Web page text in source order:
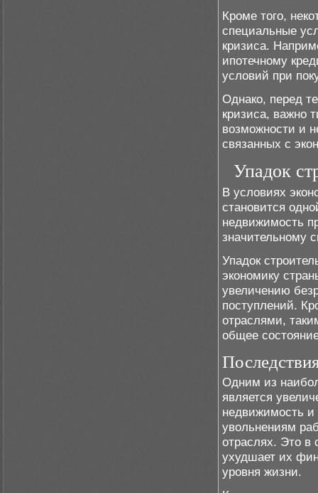
Кроме того,
специальные
кризиса.
ипотечному
условий при
Однако, перед
кризиса, важно
возможности и
связанных с
Упадок
В условиях
становится
недвижимость
значительному
Упадок
экономику
увеличению
поступлений.
отраслями,
общее
Одним из
является
недвижимость и
увольнениям
отраслях. Это в
ухудшает их
уровня жизни.